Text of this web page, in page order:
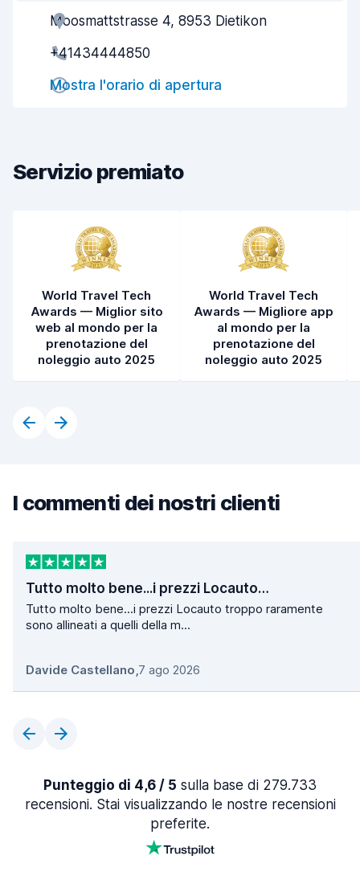
Gentilezza degli agenti
Rapidità del ritiro
Rapidità della riconsegna
Condizioni dell'auto
Moosmattstrasse 4, 8953 Dietikon
+41434444850
Mostra l'orario di apertura
Servizio premiato
World Travel Tech
Awards — Miglior sito
web al mondo per la
prenotazione del
noleggio auto 2025
World Travel Tech
Awards — Migliore app
al mondo per la
prenotazione del
noleggio auto 2025
I commenti dei nostri clienti
Tutto molto bene...i prezzi Locauto…
Tutto molto bene...i prezzi Locauto troppo raramente
sono allineati a quelli della m...
Davide Castellano,7 ago 2026
Punteggio di 4,6 / 5 sulla base di 279.733
recensioni. Stai visualizzando le nostre recensioni
preferite.